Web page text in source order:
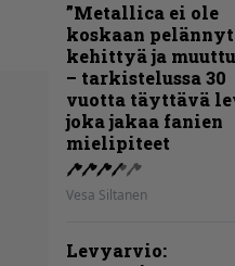
”Metallica ei ole
koskaan pelännyt
kehittyä ja
– tarkistelussa 30
vuotta täyttävä
joka jakaa fanien
mielipiteet
Vesa Siltanen
Levyarvio: